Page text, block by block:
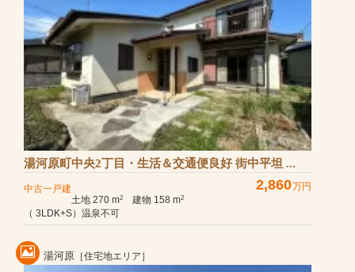
湯河原町中央2丁目・生活＆交通便良好 街中平坦 ...
中古一戸建 2,860万円
土地 270 m2 建物 158 m2
（ 3LDK+S）温泉不可
湯河原 ［住宅地エリア］